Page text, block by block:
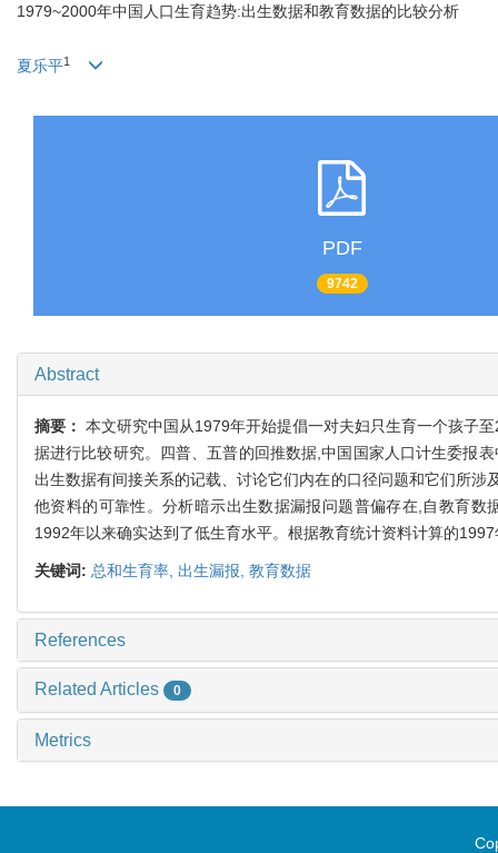
1979~2000年中国人口生育趋势:出生数据和教育数据的比较分析
夏乐平1
PDF
9742
Abstract
摘要： 本文研究中国从1979年开始提倡一对夫妇只生育一个孩子
据进行比较研究。四普、五普的回推数据,中国国家人口计生委报
出生数据有间接关系的记载、讨论它们内在的口径问题和它们所
他资料的可靠性。分析暗示出生数据漏报问题普偏存在,自教育
1992年以来确实达到了低生育水平。根据教育统计资料计算的
关键词: 总和生育率, 出生漏报, 教育数据
References
Related Articles 0
Metrics